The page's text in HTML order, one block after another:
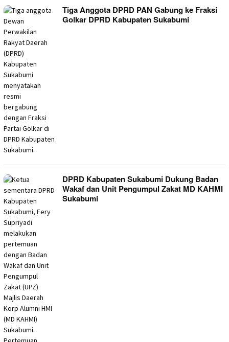
Tiga Anggota DPRD PAN Gabung ke Fraksi
Golkar DPRD Kabupaten Sukabumi
DPRD Kabupaten Sukabumi Dukung Badan
Wakaf dan Unit Pengumpul Zakat MD KAHMI
Sukabumi